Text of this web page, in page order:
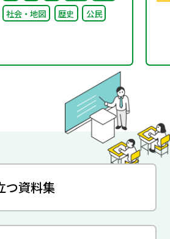
社会・地図
歴史 公民
つ資料集